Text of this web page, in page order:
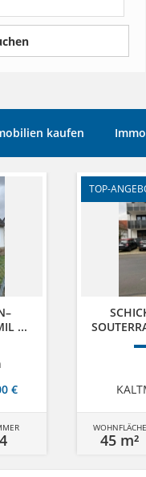
kaufen
...
€
4
TOP-
WOHNFLÄCHE
45 m²